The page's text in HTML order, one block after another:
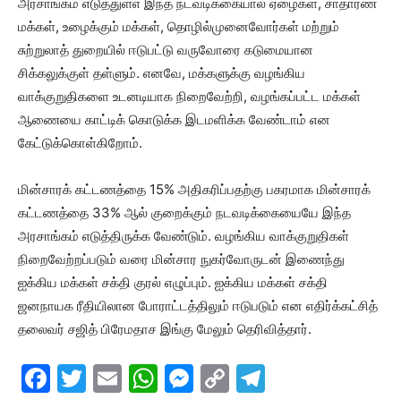
அரசாங்கம் எடுத்துள்எ இந்த நடவடிக்கையால் ஏழைகள், சாதாரண
மக்கள், உழைக்கும் மக்கள், தொழில்முனைவோர்கள் மற்றும்
சுற்றுலாத் துறையில் ஈடுபட்டு வருவோரை கடுமையான
சிக்கலுக்குள் தள்ளும். எனவே, மக்களுக்கு வழங்கிய
வாக்குறுதிகளை உடனடியாக நிறைவேற்றி, வழங்கப்பட்ட மக்கள்
ஆணையை காட்டிக் கொடுக்க இடமளிக்க வேண்டாம் என
கேட்டுக்கொள்கிறோம்.
மின்சாரக் கட்டணத்தை 15% அதிகரிப்பதற்கு பகரமாக மின்சாரக்
கட்டணத்தை 33% ஆல் குறைக்கும் நடவடிக்கையையே இந்த
அரசாங்கம் எடுத்திருக்க வேண்டும். வழங்கிய வாக்குறுதிகள்
நிறைவேற்றப்படும் வரை மின்சார நுகர்வோருடன் இணைந்து
ஐக்கிய மக்கள் சக்தி குரல் எழுப்பும். ஐக்கிய மக்கள் சக்தி
ஜனநாயக ரீதியிலான போராட்டத்திலும் ஈடுபடும் என எதிர்க்கட்சித்
தலைவர் சஜித் பிரேமதாச இங்கு மேலும் தெரிவித்தார்.
F
T
E
W M C